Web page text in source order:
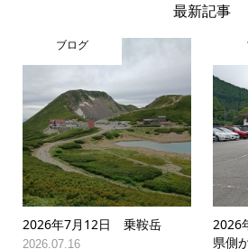
最新記事
ブログ
2026年7月12日 乗鞍岳
2026.07.16
2026
県側